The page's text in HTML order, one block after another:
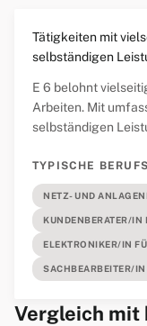
Tätigkeiten mit
selbständigen
E 6 belohnt
Arbeiten. Mit
selbständigen
TYPISCHE
NETZ- UND
KUNDENBERATER/IN
ELEKTRONIKER/IN
SACHBEARBEITER/
Vergleich mit